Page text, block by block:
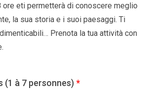
ore eti permetterà di conoscere meglio
la sua storia e i suoi paesaggi. Ti
Prenota la tua attività con
(1 à 7 personnes) *